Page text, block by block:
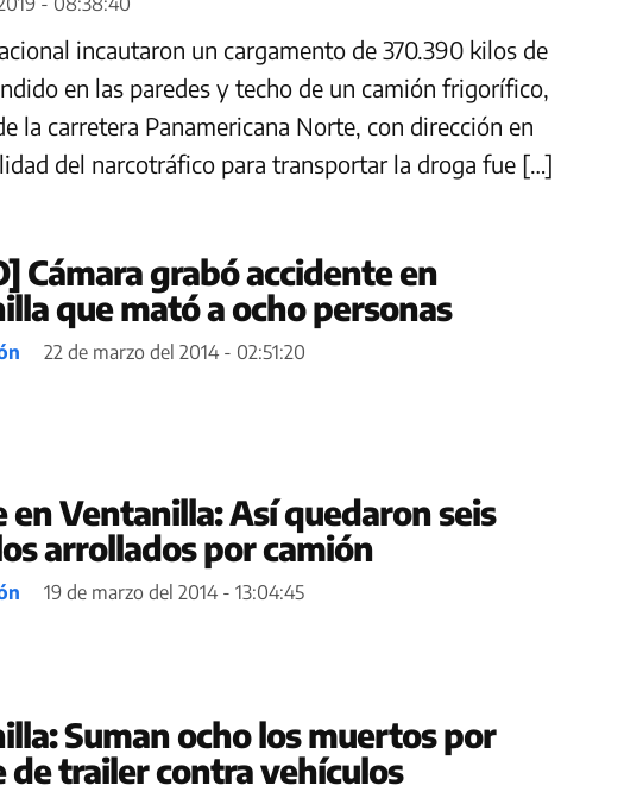
incautaron un cargamento de 370.390 kilos de
en las paredes y techo de un camión frigorífico,
la carretera Panamericana Norte, con dirección en
del narcotráfico para transportar la droga fue […]
Cámara grabó accidente en
que mató a ocho personas
22 de marzo del 2014 - 02:51:20
en Ventanilla: Así quedaron seis
arrollados por camión
19 de marzo del 2014 - 13:04:45
Suman ocho los muertos por
de trailer contra vehículos